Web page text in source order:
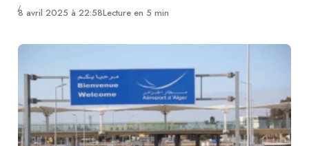
8 avril 2025 à 22:58Lecture en 5 min